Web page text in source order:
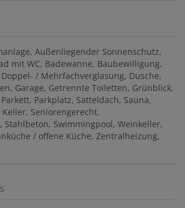
Außenliegender Sonnenschutz
mit WC Badewanne Baubewilligung
Doppel- / Mehrfachverglasung Dusche
Garage Getrennte Toiletten Grünblick
Parkett Parkplatz Satteldach Sauna
Keller Seniorengerecht
Stahlbeton Swimmingpool Weinkeller
/ offene Küche Zentralheizung